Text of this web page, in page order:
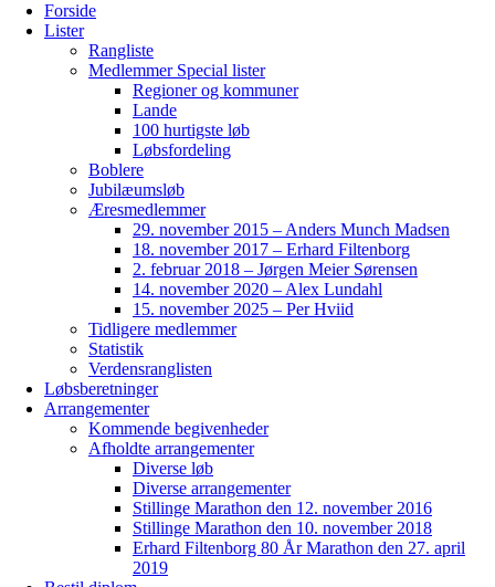
Forside
Lister
Rangliste
Medlemmer Special lister
Regioner og kommuner
Lande
100 hurtigste løb
Løbsfordeling
Boblere
Jubilæumsløb
Æresmedlemmer
29. november 2015 – Anders Munch Madsen
18. november 2017 – Erhard Filtenborg
2. februar 2018 – Jørgen Meier Sørensen
14. november 2020 – Alex Lundahl
15. november 2025 – Per Hviid
Tidligere medlemmer
Statistik
Verdensranglisten
Løbsberetninger
Arrangementer
Kommende begivenheder
Afholdte arrangementer
Diverse løb
Diverse arrangementer
Stillinge Marathon den 12. november 2016
Stillinge Marathon den 10. november 2018
Erhard Filtenborg 80 År Marathon den 27. april
2019